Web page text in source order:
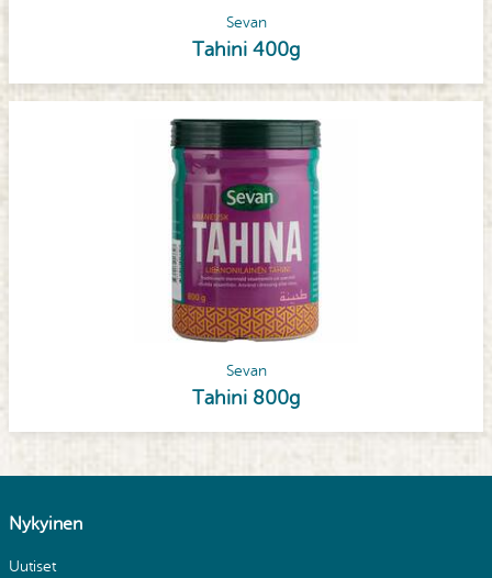
Sevan
Tahini 400g
Sevan
Tahini 800g
Nykyinen
Uutiset